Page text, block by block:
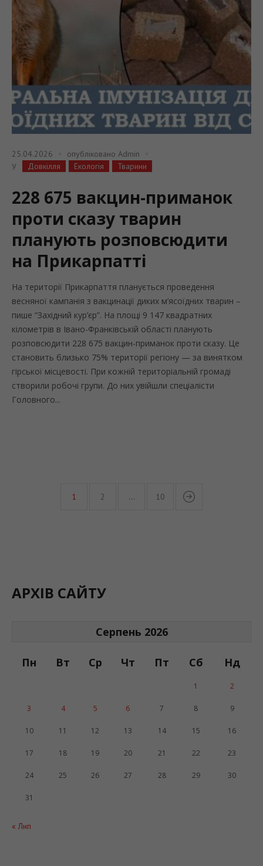
25.04.2026 опубліковано Admin
У
Довкілля Екологія Тварини
228 675 вакцин-приманок
проти сказу тварин
планують розповсюдити
на Прикарпатті
На території Прикарпаття планується проведення
весняної кампанія з вакцинації диких м’ясоїдних тварин –
пише “Західний кур’єр”. На площі 9 147 квадратних
кілометрів в Івано-Франківській області планують
розповсюдити 228 675 вакцин-приманок проти сказу. Це
становить близько 75% території регіону — за винятком
гірської місцевості. При кожній територіальній громаді
створили робочі групи. До них увійшли спеціалісти
Головного...
1 2 … 10
АРХІВ САЙТУ
Серпень 2026
Пн Вт Ср Чт Пт Сб Нд
« Лип
1 2
3 4 5 6 7 8 9
10 11 12 13 14 15 16
17 18 19 20 21 22 23
24 25 26 27 28 29 30
31